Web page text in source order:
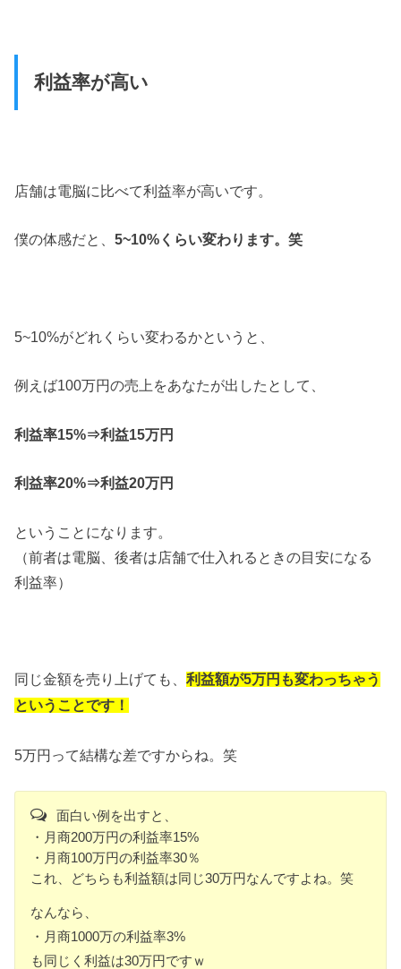
利益率が高い
店舗は電脳に比べて利益率が高いです。
僕の体感だと、5~10%くらい変わります。笑
5~10%がどれくらい変わるかというと、
例えば100万円の売上をあなたが出したとして、
利益率15%⇒利益15万円
利益率20%⇒利益20万円
ということになります。
（前者は電脳、後者は店舗で仕入れるときの目安になる
利益率）
同じ金額を売り上げても、利益額が5万円も変わっちゃう
ということです！
5万円って結構な差ですからね。笑
面白い例を出すと、
・月商200万円の利益率15%
・月商100万円の利益率30％
これ、どちらも利益額は同じ30万円なんですよね。笑
なんなら、
・月商1000万の利益率3%
も同じく利益は30万円ですｗ